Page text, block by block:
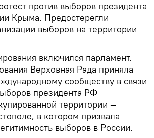
против выборов президента
Крыма. Предостерегли
выборов на территории
включился парламент.
Верховная Рада приняла
сообществу в связи
президента РФ
территории —
в котором призвала
выборов в России.